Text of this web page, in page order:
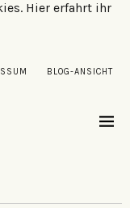
Hier erfahrt ihr
BLOG-ANSICHT